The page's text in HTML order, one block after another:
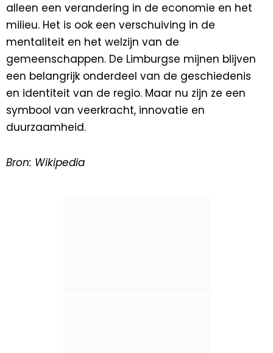
alleen een verandering in de economie en het
milieu. Het is ook een verschuiving in de
mentaliteit en het welzijn van de
gemeenschappen. De Limburgse mijnen blijven
een belangrijk onderdeel van de geschiedenis
en identiteit van de regio. Maar nu zijn ze een
symbool van veerkracht, innovatie en
duurzaamheid.
Bron: Wikipedia